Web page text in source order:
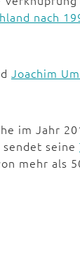
nach
Joachim
im Jahr
seine
mehr als